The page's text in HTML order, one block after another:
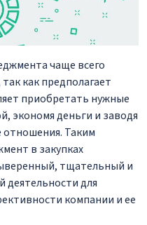
чаще всего
как предполагает
приобретать нужные
экономя деньги и заводя
отношения. Таким
в закупках
тщательный и
деятельности для
компании и ее